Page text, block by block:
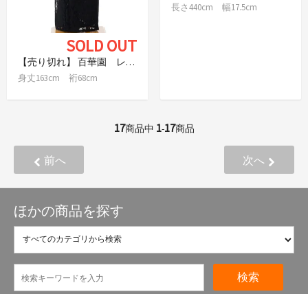
SOLD OUT
【売り切れ】 百華園 レース着物 ブラック
身丈163cm 裄68cm
長さ440cm 幅17.5cm
17商品中 1-17商品
前へ 次へ
ほかの商品を探す
検索